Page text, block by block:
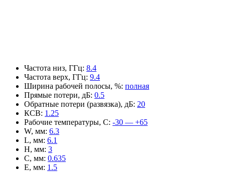
Частота низ, ГГц: 8.4
Частота верх, ГГц: 9.4
Ширина рабочей полосы, %: полная
Прямые потери, дБ: 0.5
Обратные потери (развязка), дБ: 20
КСВ: 1.25
Рабочие температуры, С: -30 — +65
W, мм: 6.3
L, мм: 6.1
H, мм: 3
C, мм: 0.635
E, мм: 1.5